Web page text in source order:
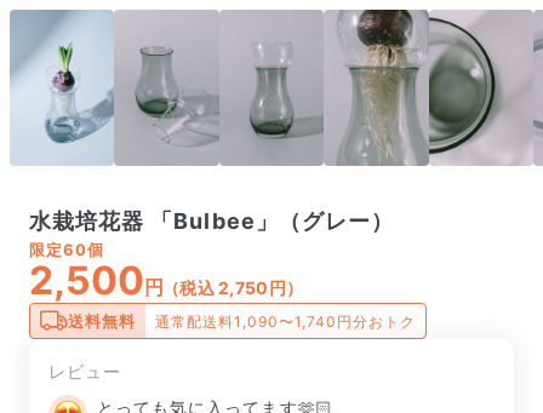
水栽培花器 「Bulbee」（グレー）
限定60個
2,500 円 （税込 2,750円）
送料無料 通常配送料1,090〜1,740円分おトク
レビュー
とっても気に入ってます🫶🏻